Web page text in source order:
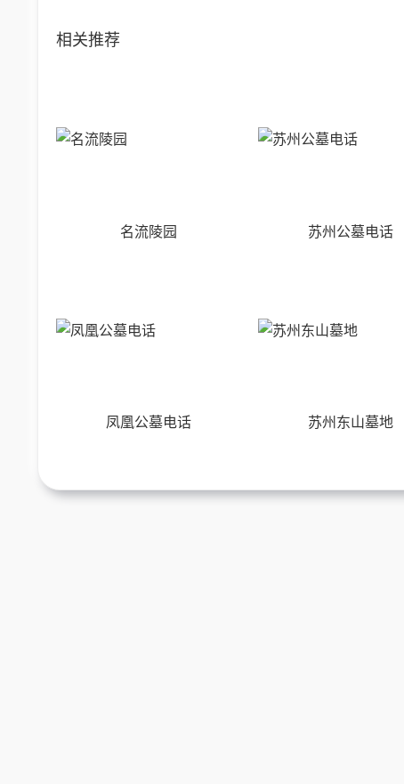
相关推荐
名流陵园 苏州公墓电话
凤凰公墓电话 苏州东山墓地